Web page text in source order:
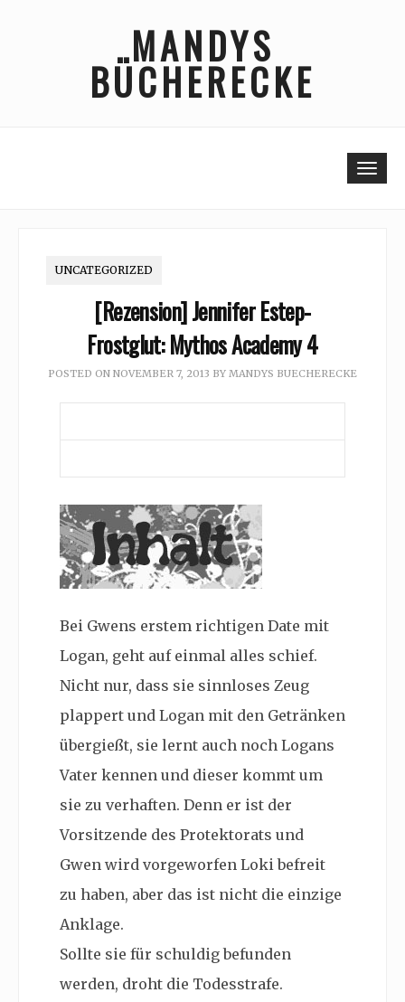
MANDYS
BÜCHERECKE
UNCATEGORIZED
[Rezension] Jennifer Estep-
Frostglut: Mythos Academy 4
POSTED ON NOVEMBER 7, 2013 BY MANDYS BUECHERECKE
Bei Gwens erstem richtigen Date mit
Logan, geht auf einmal alles schief.
Nicht nur, dass sie sinnloses Zeug
plappert und Logan mit den Getränken
übergießt, sie lernt auch noch Logans
Vater kennen und dieser kommt um
sie zu verhaften. Denn er ist der
Vorsitzende des Protektorats und
Gwen wird vorgeworfen Loki befreit
zu haben, aber das ist nicht die einzige
Anklage.
Sollte sie für schuldig befunden
werden, droht die Todesstrafe.